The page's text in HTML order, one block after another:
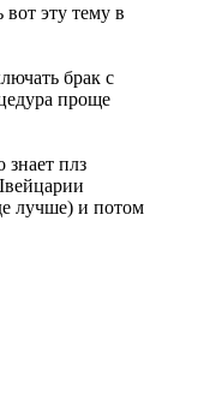
вот эту тему в
брак с
проще
плз
лучше) и потом